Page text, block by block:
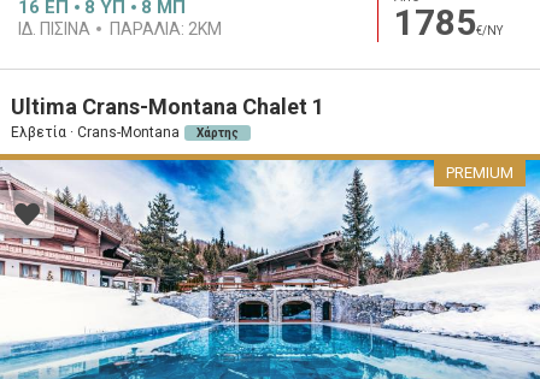
16 ΕΠ 8 ΥΠ 8 ΜΠ
ΙΔ. ΠΙΣΊΝΑ ΠΑΡΑΛΊΑ: 2KM 1785€/ΝΥ
Ultima Crans-Montana Chalet 1
Ελβετία · Crans-Montana Χάρτης
PREMIUM